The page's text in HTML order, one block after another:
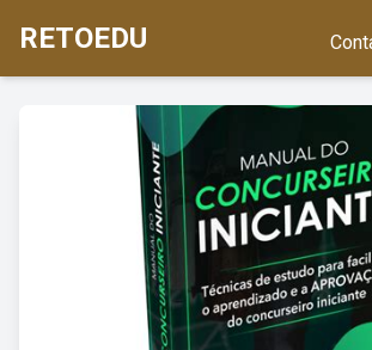
RETOEDU